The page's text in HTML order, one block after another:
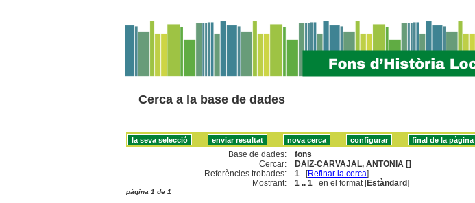
Cerca a la base de dades
Base de dades:
fons
Cercar:
DAIZ-CARVAJAL, ANTONIA []
Referències trobades:
1 [Refinar la cerca]
Mostrant:
1 .. 1 en el format [Estàndard]
pàgina 1 de 1